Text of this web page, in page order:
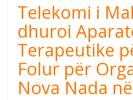
Telekomi i
dhuroi
Terapeutike
Folur për
Nova Nada